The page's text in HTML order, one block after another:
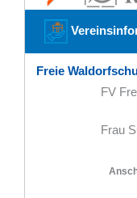
Freie
FV
Frau